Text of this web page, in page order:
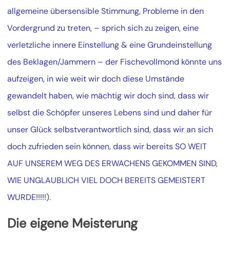
allgemeine übersensible Stimmung, Probleme in den
Vordergrund zu treten, – sprich sich zu zeigen, eine
verletzliche innere Einstellung & eine Grundeinstellung
des Beklagen/Jammern – der Fischevollmond könnte uns
aufzeigen, in wie weit wir doch diese Umstände
gewandelt haben, wie mächtig wir doch sind, dass wir
selbst die Schöpfer unseres Lebens sind und daher für
unser Glück selbstverantwortlich sind, dass wir an sich
doch zufrieden sein können, dass wir bereits SO WEIT
AUF UNSEREM WEG DES ERWACHENS GEKOMMEN SIND,
WIE UNGLAUBLICH VIEL DOCH BEREITS GEMEISTERT
WURDE!!!!!).
Die eigene Meisterung